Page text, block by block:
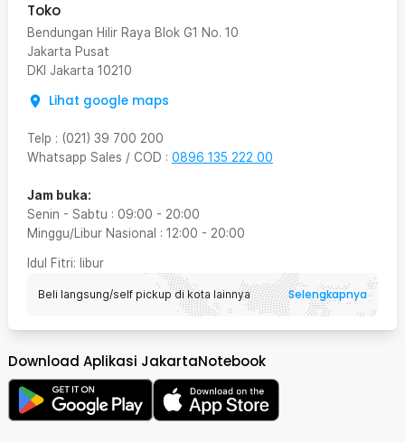
Toko
Bendungan Hilir Raya Blok G1 No. 10
Jakarta Pusat
DKI Jakarta 10210
Lihat google maps
Telp : (021) 39 700 200
Whatsapp Sales / COD : 0896 135 222 00
Jam buka:
Senin - Sabtu : 09:00 - 20:00
Minggu/Libur Nasional : 12:00 - 20:00
Idul Fitri: libur
Beli langsung/self pickup di kota lainnya Selengkapnya
Download Aplikasi JakartaNotebook